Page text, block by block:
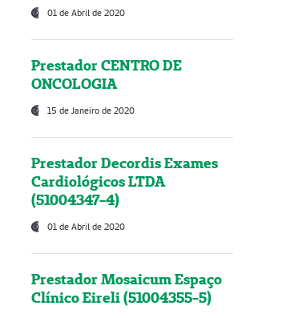
01 de Abril de 2020
Prestador CENTRO DE
ONCOLOGIA
15 de Janeiro de 2020
Prestador Decordis Exames
Cardiológicos LTDA
(51004347-4)
01 de Abril de 2020
Prestador Mosaicum Espaço
Clínico Eireli (51004355-5)